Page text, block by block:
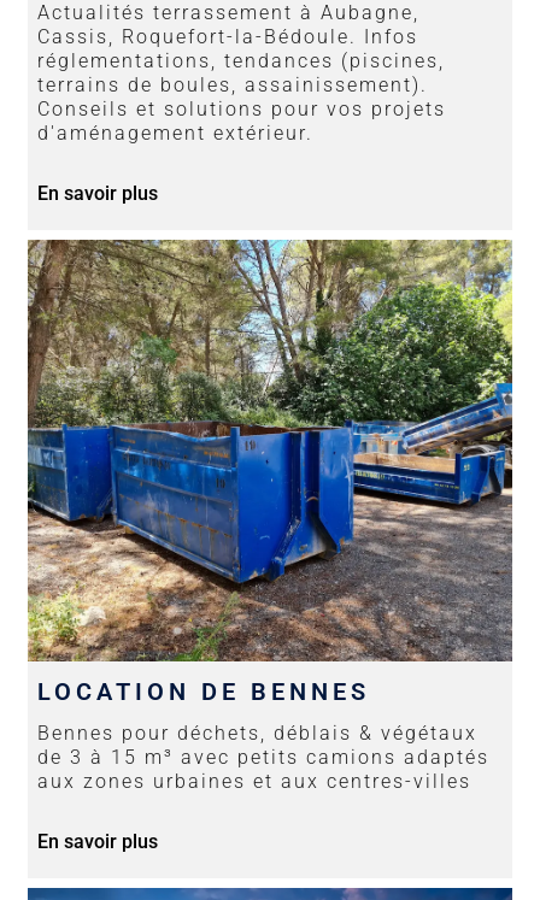
Actualités terrassement à Aubagne,
Cassis, Roquefort-la-Bédoule. Infos
réglementations, tendances (piscines,
terrains de boules, assainissement).
Conseils et solutions pour vos projets
d'aménagement extérieur.
En savoir plus
LOCATION DE BENNES
Bennes pour déchets, déblais & végétaux
de 3 à 15 m³ avec petits camions adaptés
aux zones urbaines et aux centres-villes
En savoir plus